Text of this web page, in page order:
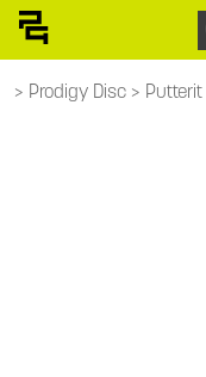
Prodigy Disc Putterit